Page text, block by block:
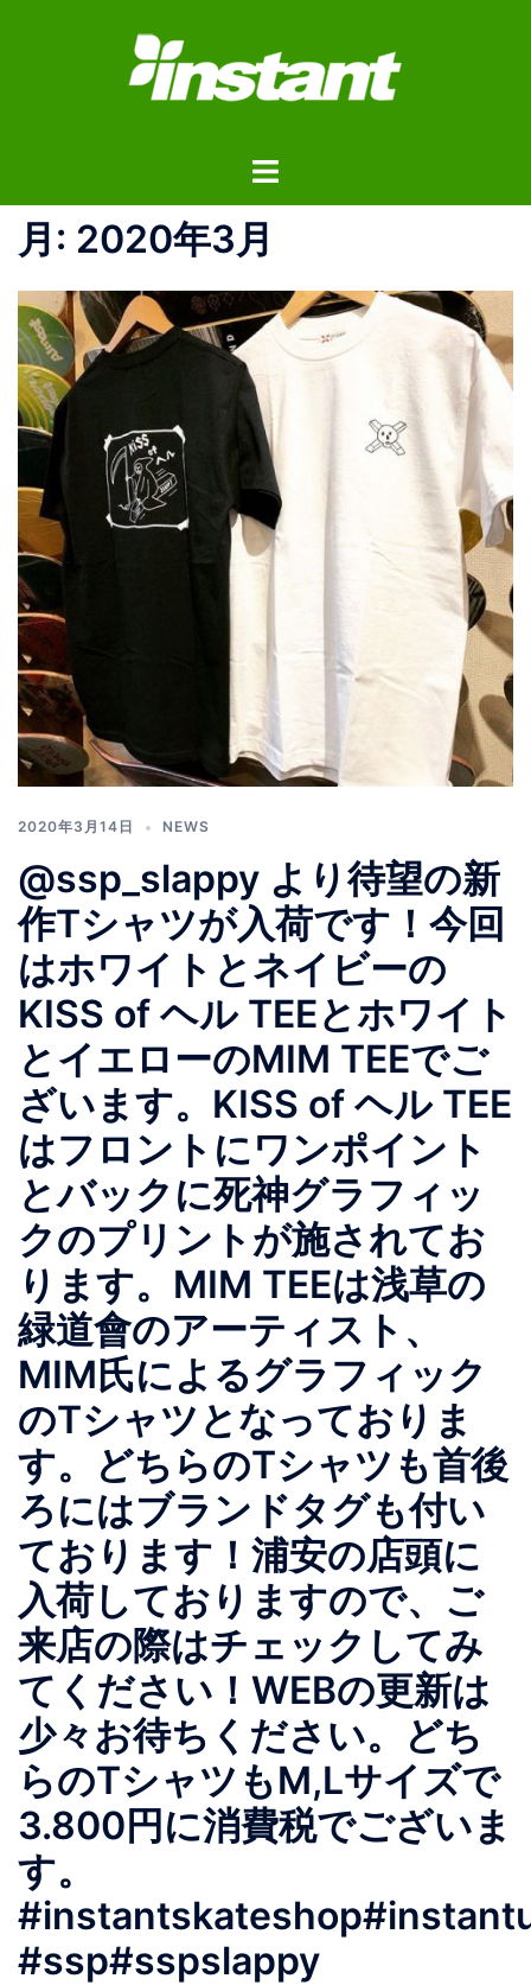
ス
ト
ル
メ
ニ
ュ
月: 2020年3月
2020年3月14日 NEWS
@ssp_slappy より待望の新
作Tシャツが入荷です！今回
はホワイトとネイビーの
KISS of ヘル TEEとホワイト
とイエローのMIM TEEでご
ざいます。KISS of ヘル TEE
はフロントにワンポイント
とバックに死神グラフィッ
クのプリントが施されてお
ります。MIM TEEは浅草の
緑道會のアーティスト、
MIM氏によるグラフィック
のTシャツとなっておりま
す。どちらのTシャツも首後
ろにはブランドタグも付い
ております！浦安の店頭に
入荷しておりますので、ご
来店の際はチェックしてみ
てください！WEBの更新は
少々お待ちください。どち
らのTシャツもM,Lサイズで
3.800円に消費税でございま
す。
#ssp#sspslappy